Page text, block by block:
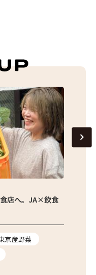
店へ。JA×飲食
京産野菜